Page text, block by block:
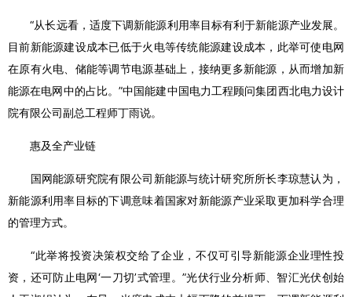
“从长远看，适度下调新能源利用率目标有利于新能源产业发展。
目前新能源建设成本已低于火电等传统能源建设成本，此举可使电网
在原有火电、储能等调节电源基础上，接纳更多新能源，从而增加新
能源在电网中的占比。”中国能建中国电力工程顾问集团西北电力设计
院有限公司副总工程师丁雨说。
惠及全产业链
国网能源研究院有限公司新能源与统计研究所所长李琼慧认为，
新能源利用率目标的下调意味着国家对新能源产业采取更加科学合理
的管理方式。
“此举将投资决策权交给了企业，不仅可引导新能源企业理性投
资，还可防止电网‘一刀切’式管理。”光伏行业分析师、智汇光伏创始